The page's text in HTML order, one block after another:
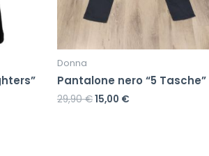
Donna
Pantalone nero “5 Tasche”
29,90€15,00 €